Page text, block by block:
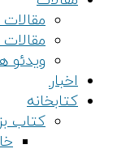
ویدئو
اخبار
کتابخانه
کتاب